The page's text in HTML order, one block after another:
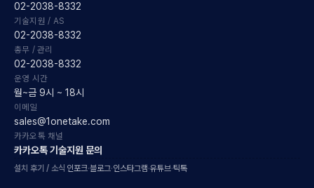
02-2038-8332
기술지원 / AS
02-2038-8332
총무 / 관리
02-2038-8332
운영 시간
월~금 9시 ~ 18시
이메일
sales@1onetake.com
카카오톡 채널
카카오톡 기술지원 문의
설치 후기 / 소식 인포크·블로그·인스타그램·유튜브·틱톡